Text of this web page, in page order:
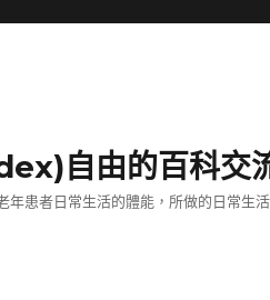
自由的百科交
患者日常生活的體能，所做的日常生